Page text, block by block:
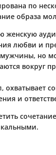
по
образа
женскую
любви и
но
вокруг
охватывает
и